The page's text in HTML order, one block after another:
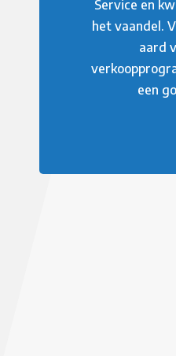
Service en
het vaandel.
aard
een